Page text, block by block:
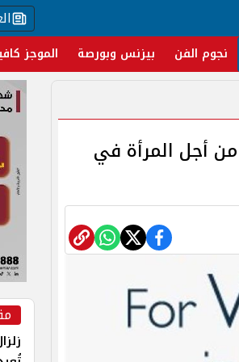
نجوم الفن بيزنس وبورصة الموجز
من أجل المرأة في